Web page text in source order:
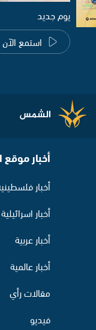
يوم جديد
استمع الآن
أخبار
أخبار
أخبار اسرائيلية
أخبار عربية
أخبار عالمية
مقالات رأي
فيديو